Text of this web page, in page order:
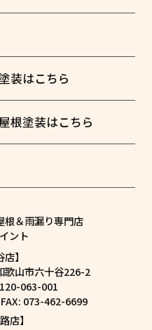
装はこちら
根塗装はこちら
根＆雨漏り専門店
ント
店】
歌山市六十谷226-2
063-001
073-462-6699
店】